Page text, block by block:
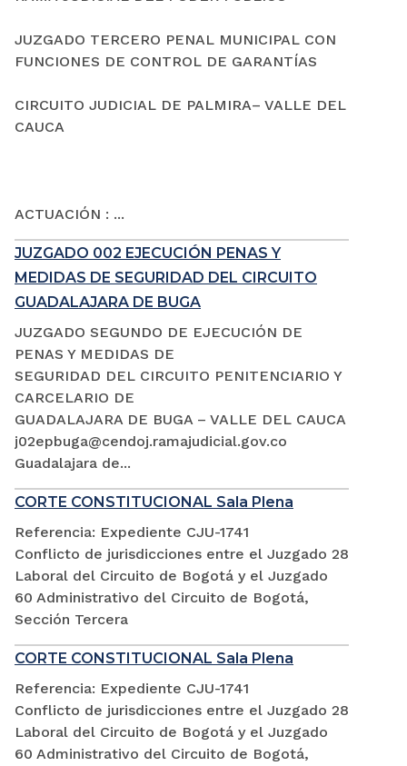
JUZGADO TERCERO PENAL MUNICIPAL CON
FUNCIONES DE CONTROL DE GARANTÍAS
CIRCUITO JUDICIAL DE PALMIRA– VALLE DEL
CAUCA
ACTUACIÓN : ...
JUZGADO 002 EJECUCIÓN PENAS Y
MEDIDAS DE SEGURIDAD DEL CIRCUITO
GUADALAJARA DE BUGA
JUZGADO SEGUNDO DE EJECUCIÓN DE
PENAS Y MEDIDAS DE
SEGURIDAD DEL CIRCUITO PENITENCIARIO Y
CARCELARIO DE
GUADALAJARA DE BUGA – VALLE DEL CAUCA
j02epbuga@cendoj.ramajudicial.gov.co
Guadalajara de...
CORTE CONSTITUCIONAL Sala Plena
Referencia: Expediente CJU-1741
Conflicto de jurisdicciones entre el Juzgado 28
Laboral del Circuito de Bogotá y el Juzgado
60 Administrativo del Circuito de Bogotá,
Sección Tercera
CORTE CONSTITUCIONAL Sala Plena
Referencia: Expediente CJU-1741
Conflicto de jurisdicciones entre el Juzgado 28
Laboral del Circuito de Bogotá y el Juzgado
60 Administrativo del Circuito de Bogotá,